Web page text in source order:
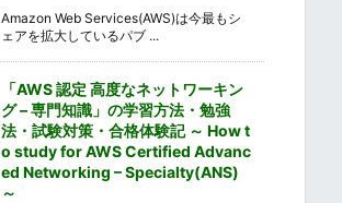
Amazon Web Services(AWS)は今最もシ
ェアを拡大しているパブ ...
「AWS 認定 高度なネットワーキン
グ – 専門知識」の学習方法・勉強
法・試験対策・合格体験記 ～ How t
o study for AWS Certified Advanc
ed Networking – Specialty(ANS)
～